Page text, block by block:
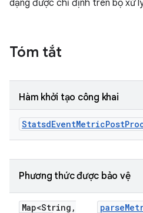
dạng được chỉ định trên bộ xử
Tóm tắt
Hàm khởi tạo công khai
StatsdEventMetricPost
Phương thức được bảo vệ
Map<String , parse